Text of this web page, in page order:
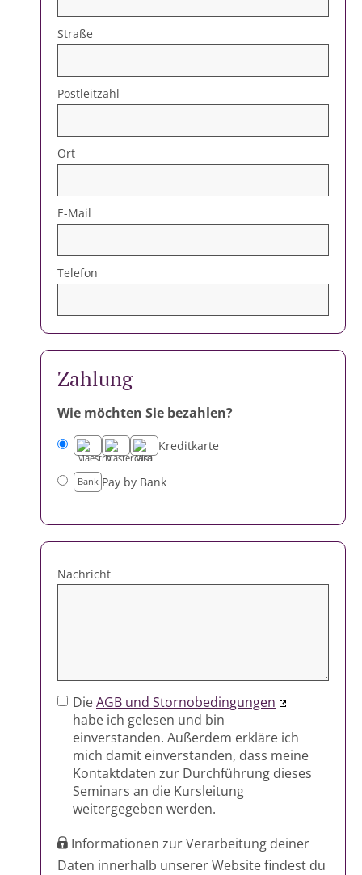
Straße
Postleitzahl
Ort
E-Mail
Telefon
Zahlung
Wie möchten Sie bezahlen?
Kreditkarte
Bank Pay by Bank
Nachricht
DieAGB und Stornobedingungen
habe ich gelesen und bin
einverstanden. Außerdem erkläre ich
mich damit einverstanden, dass meine
Kontaktdaten zur Durchführung dieses
Seminars an die Kursleitung
weitergegeben werden.
Informationen zur Verarbeitung deiner
Daten innerhalb unserer Website findest du